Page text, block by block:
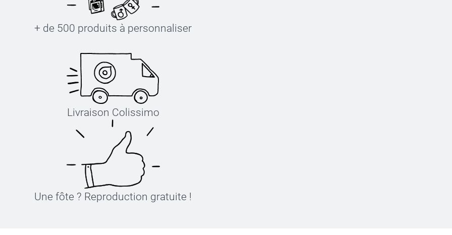
+ de 500 produits à personnaliser
Livraison Colissimo
Une fôte ? Reproduction gratuite !